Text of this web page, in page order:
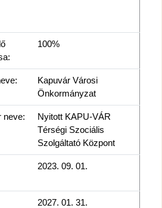
100%
Kapuvár Városi
Önkormányzat
neve:
Nyitott KAPU-VÁR
Térségi Szociális
Szolgáltató Központ
2023. 09. 01.
2027. 01. 31.